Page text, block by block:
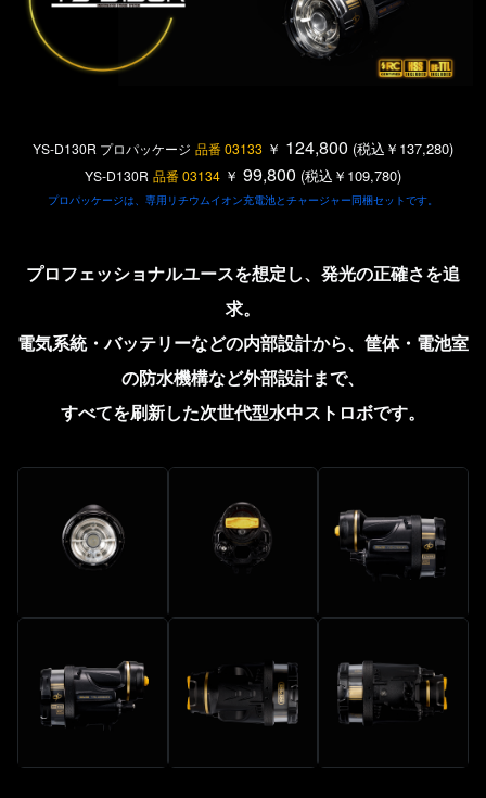
YS-D130R プロパッケージ 品番 03133 ￥ 124,800 (税込￥137,280)
YS-D130R 品番 03134 ￥ 99,800 (税込￥109,780)
プロパッケージは、専用リチウムイオン充電池とチャージャー同梱セットです。
プロフェッショナルユースを想定し、発光の正確さを追
求。
電気系統・バッテリーなどの内部設計から、筐体・電池室
の防水機構など外部設計まで、
すべてを刷新した次世代型水中ストロボです。